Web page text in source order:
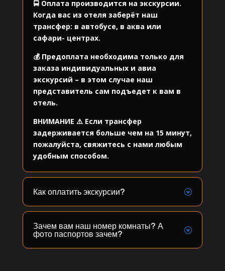
🚍 Оплата производится на экскурсии.
Когда вас из отеля заберёт наш
трансфер: в автобусе, в аква или
сафари- центрах.
💰 Предоплата необходима только для
заказа индивидуальных и авиа
экскурсий – в этом случае наш
представитель сам подъедет к вам в
отель.
ВНИМАНИЕ ⚠️ Если трансфер
задерживается больше чем на 15 минут,
пожалуйста, свяжитесь с нами любым
удобным способом.
Как оплатить экскурсии?
Зачем вам наш номер комнаты? А
фото паспортов зачем?